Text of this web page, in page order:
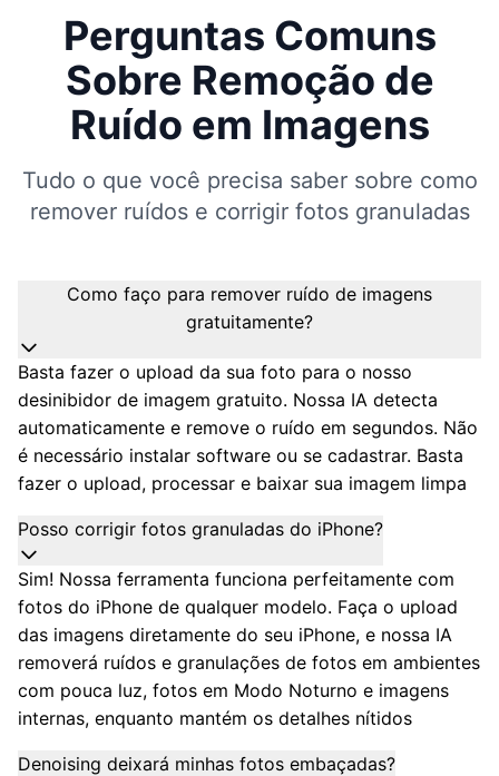
Perguntas Comuns
Sobre Remoção de
Ruído em Imagens
Tudo o que você precisa saber sobre como
remover ruídos e corrigir fotos granuladas
Como faço para remover ruído de imagens
gratuitamente?
Basta fazer o upload da sua foto para o nosso
desinibidor de imagem gratuito. Nossa IA detecta
automaticamente e remove o ruído em segundos. Não
é necessário instalar software ou se cadastrar. Basta
fazer o upload, processar e baixar sua imagem limpa
Posso corrigir fotos granuladas do iPhone?
Sim! Nossa ferramenta funciona perfeitamente com
fotos do iPhone de qualquer modelo. Faça o upload
das imagens diretamente do seu iPhone, e nossa IA
removerá ruídos e granulações de fotos em ambientes
com pouca luz, fotos em Modo Noturno e imagens
internas, enquanto mantém os detalhes nítidos
Denoising deixará minhas fotos embaçadas?